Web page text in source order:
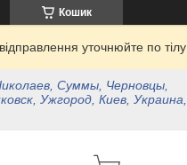
Кошик
уточнюйте по тілу
Суммы, Черновцы,
Ужгород, Киев, Украина,